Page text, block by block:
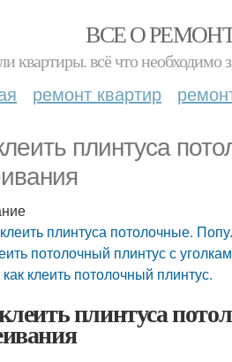
ВСЕ О
квартиры. всё что
ремонт квартир
плинтуса
плинтуса потолочные.
потолочный плинтус с
клеить потолочный плинтус.
плинтуса